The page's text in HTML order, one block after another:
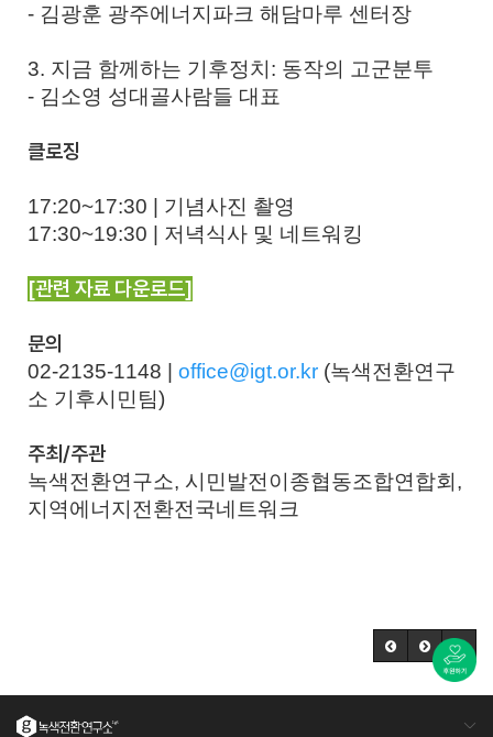
- 김광훈 광주에너지파크 해담마루 센터장
3. 지금 함께하는 기후정치: 동작의 고군분투
- 김소영 성대골사람들 대표
클로징
17:20~17:30 | 기념사진 촬영
17:30~19:30 | 저녁식사 및 네트워킹
[관련 자료 다운로드]
문의
02-2135-1148 | office@igt.or.kr (녹색전환연구
소 기후시민팀)
주최/주관
녹색전환연구소, 시민발전이종협동조합연합회,
지역에너지전환전국네트워크